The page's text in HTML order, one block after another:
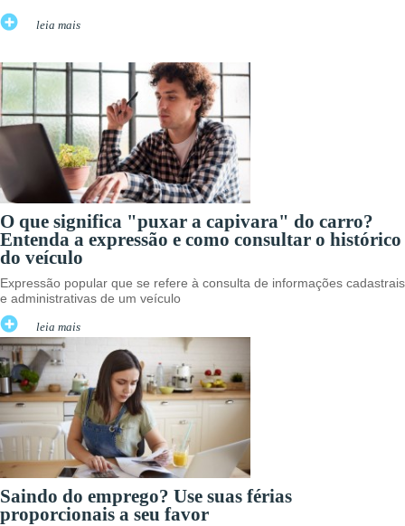
leia mais
O que significa "puxar a capivara" do carro?
Entenda a expressão e como consultar o histórico
do veículo
Expressão popular que se refere à consulta de informações cadastrais
e administrativas de um veículo
leia mais
Saindo do emprego? Use suas férias
proporcionais a seu favor